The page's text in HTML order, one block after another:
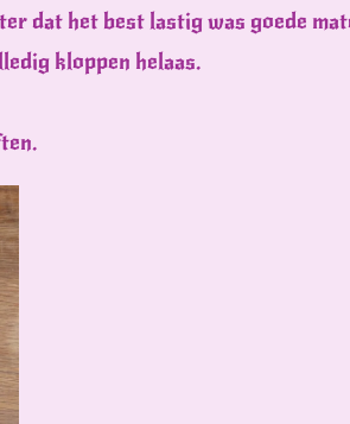
dat het best lastig was goede
kloppen helaas.